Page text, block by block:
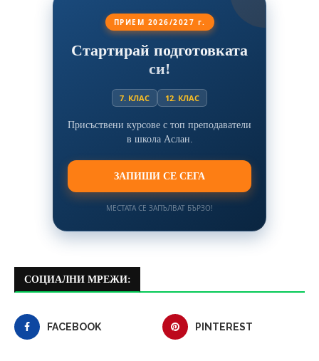
ПРИЕМ 2026/2027 г.
Стартирай подготовката
си!
7. КЛАС 12. КЛАС
Присъствени курсове с топ преподаватели
в школа Аслан.
ЗАПИШИ СЕ СЕГА
МЕСТАТА СЕ ЗАПЪЛВАТ БЪРЗО!
СОЦИАЛНИ МРЕЖИ:
FACEBOOK PINTEREST